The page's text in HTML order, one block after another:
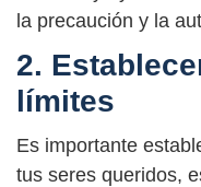
la precaución y la
2.
límites
Es importante
tus seres queridos,